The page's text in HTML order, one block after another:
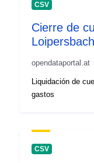
CSV
Cierre de
opendataportal.at
Liquidación de
gastos
CSV